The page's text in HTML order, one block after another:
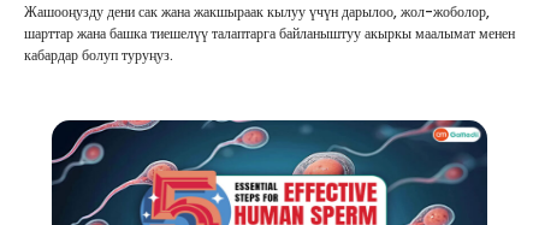
Жашооңузду дени сак жана жакшыраак кылуу үчүн дарылоо, жол-жоболор,
шарттар жана башка тиешелүү талаптарга байланыштуу акыркы маалымат менен
кабардар болуп туруңуз.